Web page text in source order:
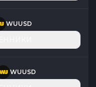
WUUSD
WUUSD